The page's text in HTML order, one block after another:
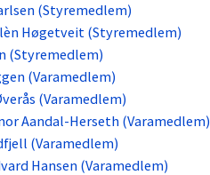
(Styremedlem)
Høgetveit (Styremedlem)
(Styremedlem)
(Varamedlem)
(Varamedlem)
Aandal-Herseth (Varamedlem)
(Varamedlem)
Hansen (Varamedlem)